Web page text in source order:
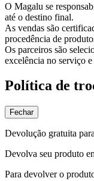
O Magalu se
até o destino final.
As vendas são
procedência de
Os parceiros são
excelência no serviço
Política de
Fechar
Devolução gratuita
Devolva seu produto
Para devolver o